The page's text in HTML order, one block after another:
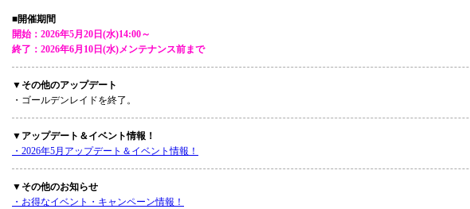
■開催期間
開始：2026年5月20日(水)14:00～
終了：2026年6月10日(水)メンテナンス前まで
▼その他のアップデート
・ゴールデンレイドを終了。
▼アップデート＆イベント情報！
・2026年5月アップデート＆イベント情報！
▼その他のお知らせ
・お得なイベント・キャンペーン情報！